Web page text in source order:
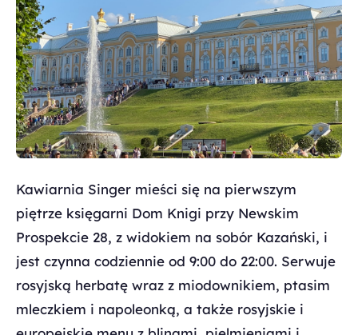
Kawiarnia Singer mieści się na pierwszym
piętrze księgarni Dom Knigi przy Newskim
Prospekcie 28, z widokiem na sobór Kazański, i
jest czynna codziennie od 9:00 do 22:00. Serwuje
rosyjską herbatę wraz z miodownikiem, ptasim
mleczkiem i napoleonką, a także rosyjskie i